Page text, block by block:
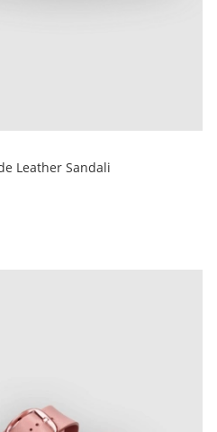
Leather Sandali